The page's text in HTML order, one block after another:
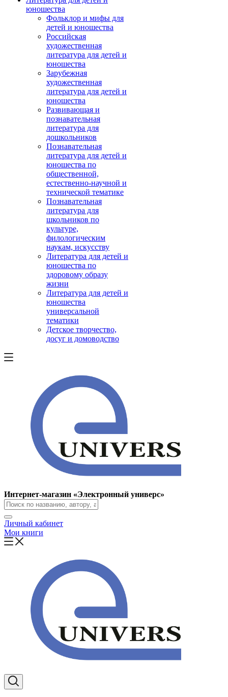
юношества
Фольклор и мифы для
детей и юношества
Российская
художественная
литература для детей и
юношества
Зарубежная
художественная
литература для детей и
юношества
Развивающая и
познавательная
литература для
дошкольников
Познавательная
литература для детей и
юношества по
общественной,
естественно-научной и
технической тематике
Познавательная
литература для
школьников по
культуре,
филологическим
наукам, искусству
Литература для детей и
юношества по
здоровому образу
жизни
Литература для детей и
юношества
универсальной
тематики
Детское творчество,
досуг и домоводство
Интернет-магазин «Электронный универс»
Личный кабинет
Мои книги